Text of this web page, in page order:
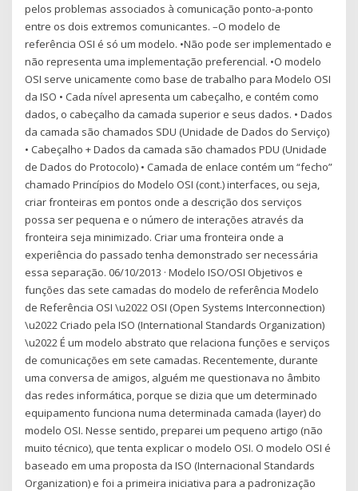
pelos problemas associados à comunicação ponto-a-ponto
entre os dois extremos comunicantes. –O modelo de
referência OSI é só um modelo. •Não pode ser implementado e
não representa uma implementação preferencial. •O modelo
OSI serve unicamente como base de trabalho para Modelo OSI
da ISO • Cada nível apresenta um cabeçalho, e contém como
dados, o cabeçalho da camada superior e seus dados. • Dados
da camada são chamados SDU (Unidade de Dados do Serviço)
• Cabeçalho + Dados da camada são chamados PDU (Unidade
de Dados do Protocolo) • Camada de enlace contém um “fecho”
chamado Princípios do Modelo OSI (cont.) interfaces, ou seja,
criar fronteiras em pontos onde a descrição dos serviços
possa ser pequena e o número de interações através da
fronteira seja minimizado. Criar uma fronteira onde a
experiência do passado tenha demonstrado ser necessária
essa separação. 06/10/2013 · Modelo ISO/OSI Objetivos e
funções das sete camadas do modelo de referência Modelo
de Referência OSI \u2022 OSI (Open Systems Interconnection)
\u2022 Criado pela ISO (International Standards Organization)
\u2022 É um modelo abstrato que relaciona funções e serviços
de comunicações em sete camadas. Recentemente, durante
uma conversa de amigos, alguém me questionava no âmbito
das redes informática, porque se dizia que um determinado
equipamento funciona numa determinada camada (layer) do
modelo OSI. Nesse sentido, preparei um pequeno artigo (não
muito técnico), que tenta explicar o modelo OSI. O modelo OSI é
baseado em uma proposta da ISO (Internacional Standards
Organization) e foi a primeira iniciativa para a padronização